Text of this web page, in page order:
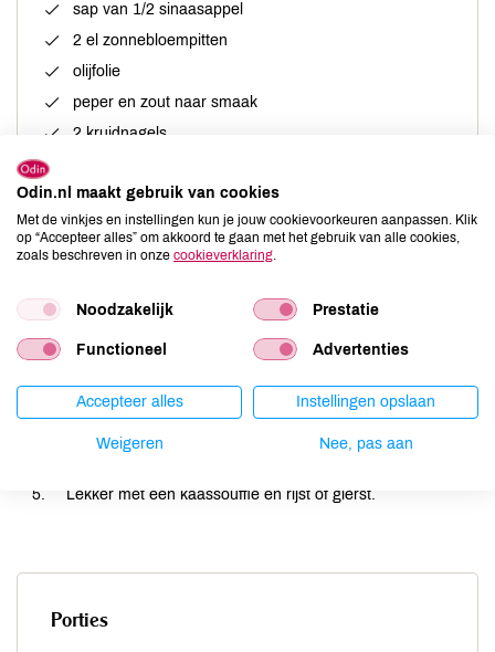
sap van 1/2 sinaasappel
2 el zonnebloempitten
olijfolie
peper en zout naar smaak
2 kruidnagels
water in 15 min gaar koken.
Ui met zonnebloempitten in olijfolie bakken,
sinaasappelsap toevoegen en stukjes peer met de
kruidnagels toevoegen en 3 min stoven.
Blokjes biet toevoegen en nog 5 min stoven.
Lekker met een kaassoufflé en rijst of gierst.
Porties
Odin.nl maakt gebruik van cookies
Met de vinkjes en instellingen kun je jouw cookievoorkeuren aanpassen. Klik
op “Accepteer alles” om akkoord te gaan met het gebruik van alle cookies,
zoals beschreven in onze cookieverklaring.
Noodzakelijk Prestatie
Functioneel Advertenties
Accepteer alles Instellingen opslaan
Weigeren Nee, pas aan